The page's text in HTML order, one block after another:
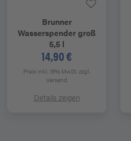
Brunner
Wasserspender groß
5,5 l
14,90 €
Preis inkl. 19% MwSt.zzgl.
Versand
Details zeigen